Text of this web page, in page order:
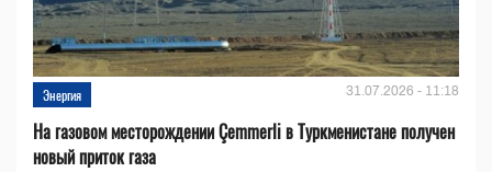
Энергия 31.07.2026 - 11:18
На газовом месторождении Çemmerli в Туркменистане получен
новый приток газа